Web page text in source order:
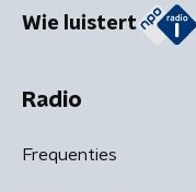
Wie luistert
Radio
Frequenties